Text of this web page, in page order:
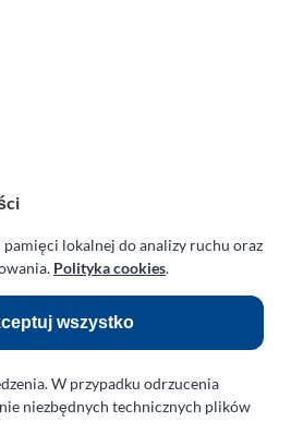
Consulting
Koszalin
Wolarków
lokalnej do analizy ruchu oraz
Polityka cookies.
wszystko
W przypadku odrzucenia
niezbędnych technicznych plików